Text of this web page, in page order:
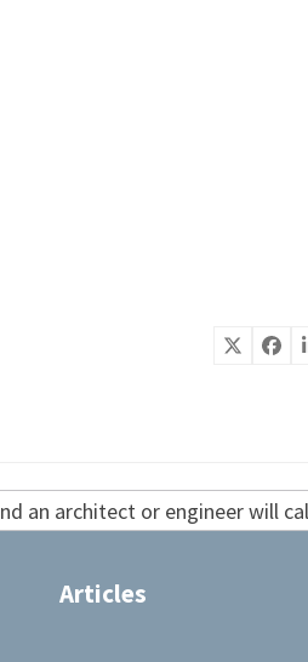
an architect or engineer will
Articles